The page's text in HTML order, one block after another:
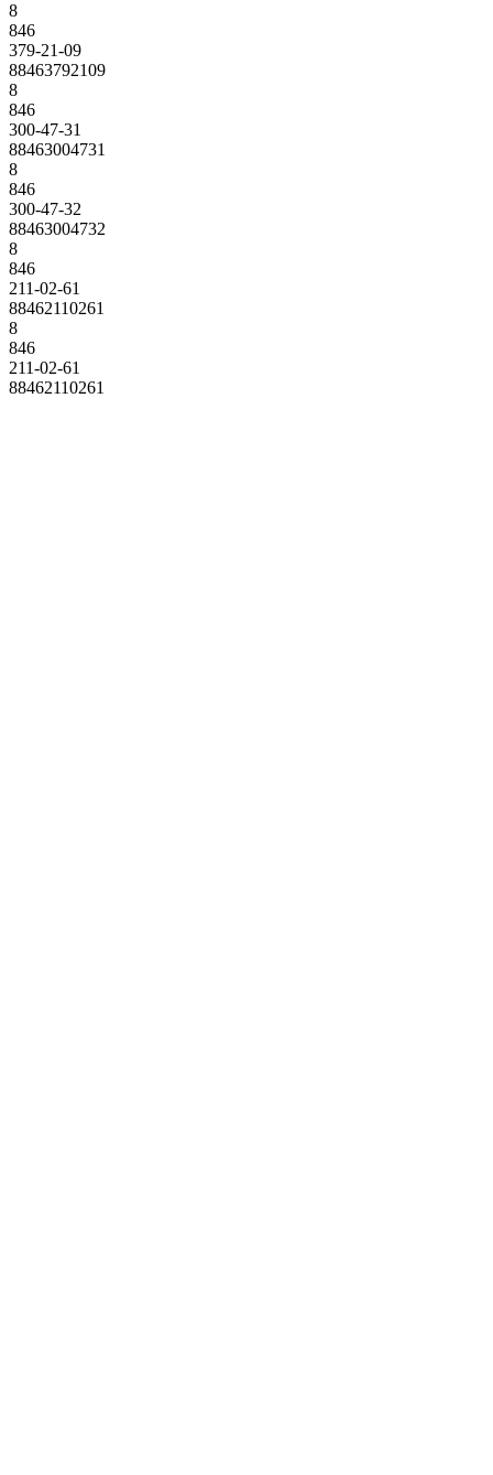
8
846
379-21-09
88463792109
8
846
300-47-31
88463004731
8
846
300-47-32
88463004732
8
846
211-02-61
88462110261
8
846
211-02-61
88462110261